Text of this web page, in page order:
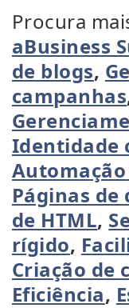
Procura
aBusiness
de blogs,
campanhas
Identidade
Páginas de
de HTML,
rígido,
Criação de
Eficiência,